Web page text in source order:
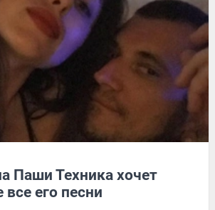
Паши Техника хочет
все его песни